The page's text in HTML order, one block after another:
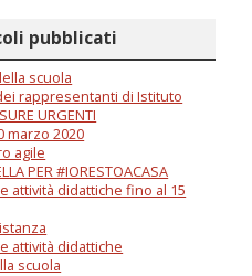
pubblicati
scuola
rappresentanti di Istituto
URGENTI
marzo 2020
agile
PER #IORESTOACASA
attività didattiche fino al 15
attività didattiche
scuola